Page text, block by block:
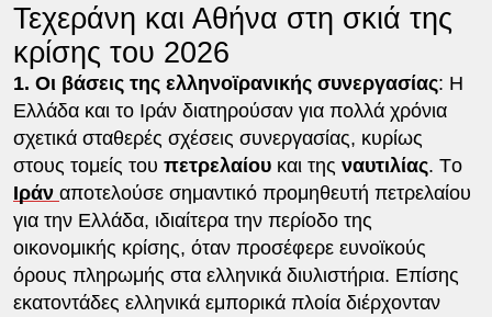
Τεχεράνη και Αθήνα στη σκιά της
κρίσης του 2026
1. Οι βάσεις της ελληνοϊρανικής συνεργασίας: Η
Ελλάδα και το Ιράν διατηρούσαν για πολλά χρόνια
σχετικά σταθερές σχέσεις συνεργασίας, κυρίως
στους τομείς του πετρελαίου και της ναυτιλίας. Tο
Ιράν αποτελούσε σημαντικό προμηθευτή πετρελαίου
για την Ελλάδα, ιδιαίτερα την περίοδο της
οικονομικής κρίσης, όταν προσέφερε ευνοϊκούς
όρους πληρωμής στα ελληνικά διυλιστήρια. Επίσης
εκατοντάδες ελληνικά εμπορικά πλοία διέρχονταν